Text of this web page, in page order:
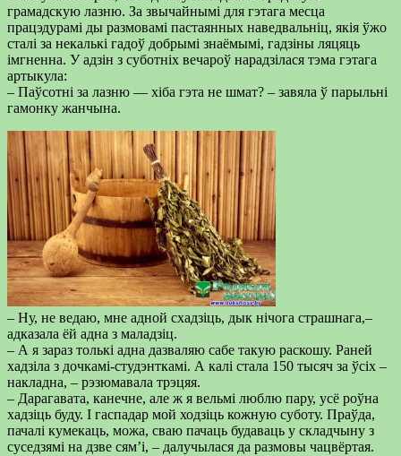
грамадскую лазню. За звычайнымі для гэтага месца
працэдурамі ды размовамі пастаянных наведвальніц, якія ўжо
сталі за некалькі гадоў добрымі знаёмымі, гадзіны ляцяць
імгненна. У адзін з суботніх вечароў нарадзілася тэма гэтага
артыкула:
– Паўсотні за лазню — хіба гэта не шмат? – завяла ў парыльні
гамонку жанчына.
– Ну, не ведаю, мне адной схадзіць, дык нічога страшнага,–
адказала ёй адна з маладзіц.
– А я зараз толькі адна дазваляю сабе такую раскошу. Раней
хадзіла з дочкамі-студэнткамі. А калі стала 150 тысяч за ўсіх –
накладна, – рэзюмавала трэцяя.
– Дарагавата, канечне, але ж я вельмі люблю пару, усё роўна
хадзіць буду. І гаспадар мой ходзіць кожную суботу. Праўда,
пачалі кумекаць, можа, сваю пачаць будаваць у складчыну з
суседзямі на дзве сям’і, – далучылася да размовы чацвёртая.